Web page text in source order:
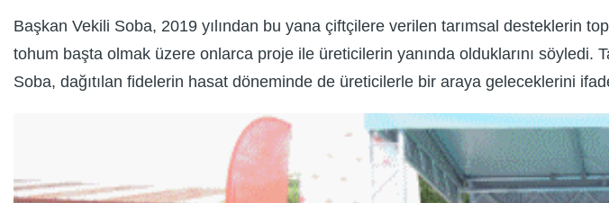
Başkan Vekili Soba, 2019 yılından bu yana çiftçilere verilen tarımsal desteklerin
tohum başta olmak üzere onlarca proje ile üreticilerin yanında olduklarını söyledi.
Soba, dağıtılan fidelerin hasat döneminde de üreticilerle bir araya geleceklerini